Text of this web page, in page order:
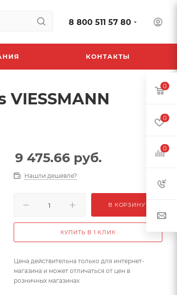
8 800 511 57 80
КОНТАКТЫ
9 475.66 руб.
Нашли дешевле?
В КОРЗИНУ
КУПИТЬ В 1 КЛИК
Цена действительна только для интернет-
магазина и может отличаться от цен в
розничных магазинах
0
0
0